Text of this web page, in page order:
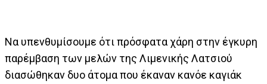
Να υπενθυμίσουμε ότι πρόσφατα χάρη στην έγκυρη
παρέμβαση των μελών της Λιμενικής Λατσιού
διασώθηκαν δυο άτομα που έκαναν κανόε καγιάκ